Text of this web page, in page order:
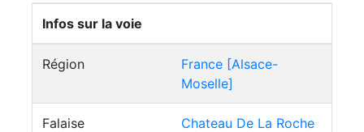
Infos sur la voie
Région
France [Alsace-
Moselle]
Falaise Chateau De La Roche